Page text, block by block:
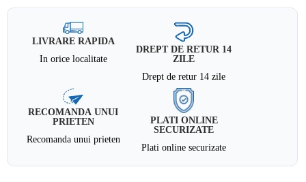
LIVRARE RAPIDA
In orice localitate
DREPT DE RETUR 14
ZILE
Drept de retur 14 zile
RECOMANDA UNUI
PRIETEN
Recomanda unui prieten
PLATI ONLINE
SECURIZATE
Plati online securizate